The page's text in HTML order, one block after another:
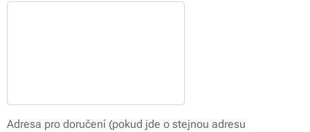
Adresa pro doručení (pokud jde o stejnou adresu